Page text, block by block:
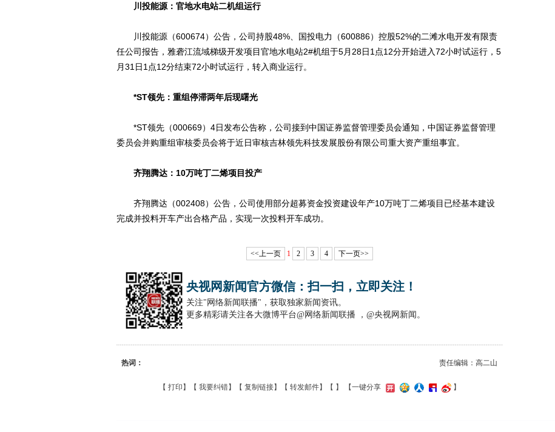
川投能源：官地水电站二机组运行
川投能源（600674）公告，公司持股48%、国投电力（600886）控股52%的二滩水电开发有限责
任公司报告，雅砻江流域梯级开发项目官地水电站2#机组于5月28日1点12分开始进入72小时试运行，5
月31日1点12分结束72小时试运行，转入商业运行。
*ST领先：重组停滞两年后现曙光
*ST领先（000669）4日发布公告称，公司接到中国证券监督管理委员会通知，中国证券监督管理
委员会并购重组审核委员会将于近日审核吉林领先科技发展股份有限公司重大资产重组事宜。
齐翔腾达：10万吨丁二烯项目投产
齐翔腾达（002408）公告，公司使用部分超募资金投资建设年产10万吨丁二烯项目已经基本建设
完成并投料开车产出合格产品，实现一次投料开车成功。
<<上一页 1 2 3 4 下一页>>
央视网新闻官方微信：扫一扫，立即关注！
关注"网络新闻联播"，获取独家新闻资讯。
更多精彩请关注各大微博平台@网络新闻联播 ，@央视网新闻。
责任编辑：高二山
热词：
【 打印 】【 我要纠错】【 复制链接】【 转发邮件】【 】 【一键分享 】